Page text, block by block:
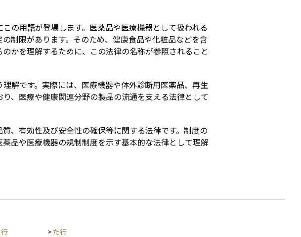
の用語が登場します。医薬品や医療機器として扱われる
制限があります。そのため、健康食品や化粧品などを含
かを理解するために、この法律の名称が参照されること
解です。実際には、医療機器や体外診断用医薬品、再生
、医療や健康関連分野の製品の流通を支える法律として
、有効性及び安全性の確保等に関する法律です。制度の
品や医療機器の規制制度を示す基本的な法律として理解
> た行